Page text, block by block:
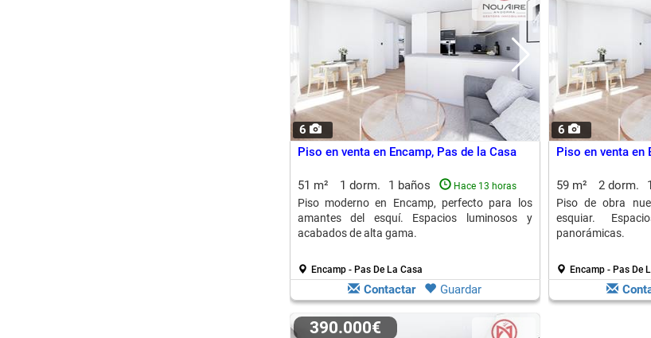
6
Piso en venta en Encamp, Pas de la Casa
51 m² 1 dorm. 1 baños Hace 13 horas
Piso moderno en Encamp, perfecto para los
amantes del esquí. Espacios luminosos y
acabados de alta gama.
Encamp - Pas De La Casa
Contactar Guardar
6
Piso en venta en
59 m² 2 dorm.
Piso de obra
esquiar.
panorámicas.
Encamp - Pas De
390.000€